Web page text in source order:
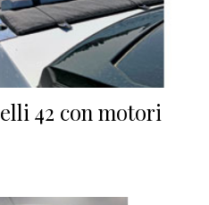
42 con motori